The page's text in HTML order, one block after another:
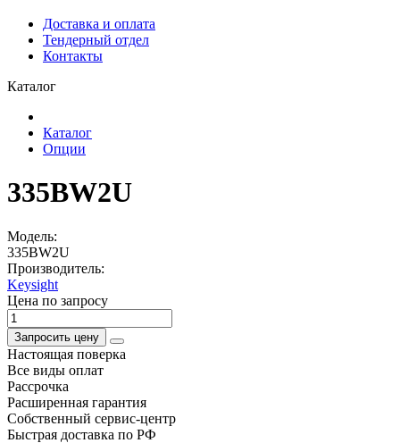
Доставка и оплата
Тендерный отдел
Контакты
Каталог
Каталог
Опции
335BW2U
Модель:
335BW2U
Производитель:
Keysight
Цена по запросу
Запросить цену
Настоящая поверка
Все виды оплат
Рассрочка
Расширенная гарантия
Собственный сервис-центр
Быстрая доставка по РФ